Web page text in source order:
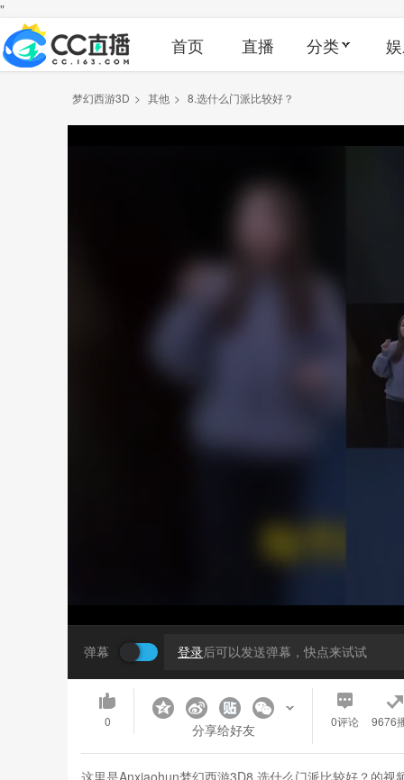
"
首页 直播 分类
梦幻西游3D > 其他 > 8.选什么门派比较好？
弹幕 登录后可以发送弹幕，快点来试试
0 分享给好友 0评论 9676
这里是Anxiaohun梦幻西游3D8.选什么门派比较好？的